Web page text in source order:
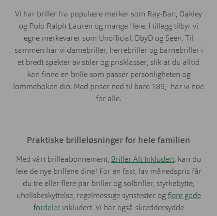
Vi har briller fra populære merker som Ray-Ban, Oakley
og Polo Ralph Lauren og mange flere. I tillegg tilbyr vi
egne merkevarer som Unofficial, DbyD og Seen. Til
sammen har vi damebriller, herrebriller og barnebriller i
et bredt spekter av stiler og prisklasser, slik at du alltid
kan finne en brille som passer personligheten og
lommeboken din. Med priser ned til bare 189,- har vi noe
for alle.
Praktiske brilleløsninger for hele familien
Med vårt brilleabonnement, Briller Alt Inkludert, kan du
leie de nye brillene dine! For en fast, lav månedspris får
du tre eller flere par briller og solbriller, styrkebytte,
uhellsbeskyttelse, regelmessige synstester og flere gode
fordelerinkludert. Vi har også skreddersydde